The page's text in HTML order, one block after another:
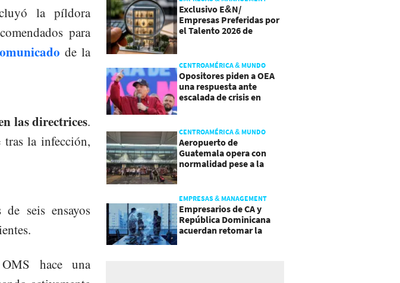
la píldora
para
de la
las directrices.
la infección,
seis ensayos
hace una
Exclusivo E&N/
Empresas Preferidas por
el Talento 2026 de
CENTROAMÉRICA & MUNDO
Opositores piden a OEA
una respuesta ante
escalada de crisis en
CENTROAMÉRICA & MUNDO
Aeropuerto de
Guatemala opera con
normalidad pese a la
EMPRESAS & MANAGEMENT
Empresarios de CA y
República Dominicana
acuerdan retomar la